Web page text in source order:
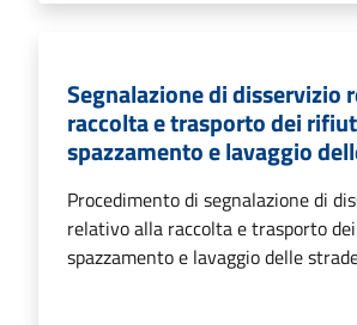
Segnalazione di disservizio
raccolta e trasporto dei
spazzamento e lavaggio
Procedimento di segnalazione di
relativo alla raccolta e trasporto
spazzamento e lavaggio delle